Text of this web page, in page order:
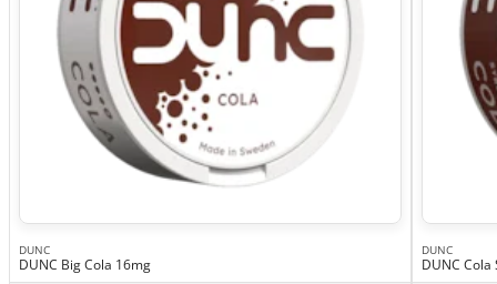
DUNC
DUNC Big Cola 16mg
DUNC
DUNC